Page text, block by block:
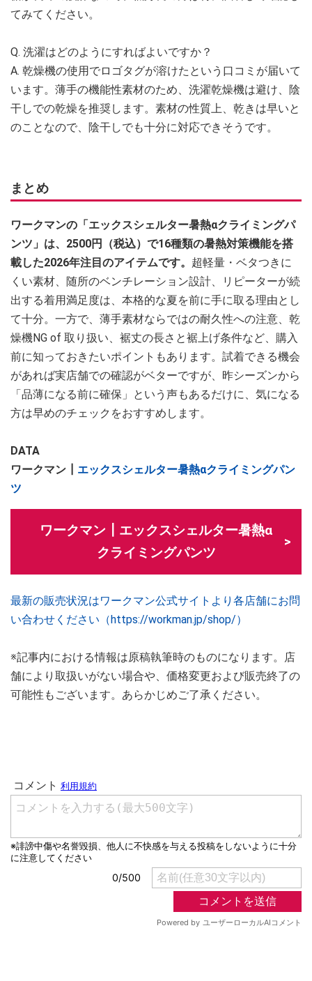
てみてください。
Q. 洗濯はどのようにすればよいですか？
A. 乾燥機の使用でロゴタグが溶けたという口コミが届いて
います。薄手の機能性素材のため、洗濯乾燥機は避け、陰
干しでの乾燥を推奨します。素材の性質上、乾きは早いと
のことなので、陰干しでも十分に対応できそうです。
まとめ
ワークマンの「エックスシェルター暑熱αクライミングパ
ンツ」は、2500円（税込）で16種類の暑熱対策機能を搭
載した2026年注目のアイテムです。 超軽量・ベタつきに
くい素材、随所のベンチレーション設計、リピーターが続
出する着用満足度は、本格的な夏を前に手に取る理由とし
て十分。一方で、薄手素材ならではの耐久性への注意、乾
燥機NG of 取り扱い、裾丈の長さと裾上げ条件など、購入
前に知っておきたいポイントもあります。試着できる機会
があれば実店舗での確認がベターですが、昨シーズンから
「品薄になる前に確保」という声もあるだけに、気になる
方は早めのチェックをおすすめします。
DATA
ワークマン┃ エックスシェルター暑熱αクライミングパン
ツ
ワークマン┃エックスシェルター暑熱α
クライミングパンツ
最新の販売状況はワークマン公式サイトより各店舗にお問
い合わせください（https://workman.jp/shop/）
※記事内における情報は原稿執筆時のものになります。店
舗により取扱いがない場合や、価格変更および販売終了の
可能性もございます。あらかじめご了承ください。